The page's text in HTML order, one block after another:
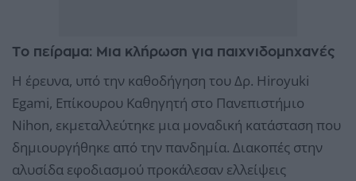
Το πείραμα: Μια κλήρωση για παιχνιδομηχανές
Η έρευνα, υπό την καθοδήγηση του Δρ. Hiroyuki
Egami, Επίκουρου Καθηγητή στο Πανεπιστήμιο
Nihon, εκμεταλλεύτηκε μια μοναδική κατάσταση που
δημιουργήθηκε από την πανδημία. Διακοπές στην
αλυσίδα εφοδιασμού προκάλεσαν ελλείψεις